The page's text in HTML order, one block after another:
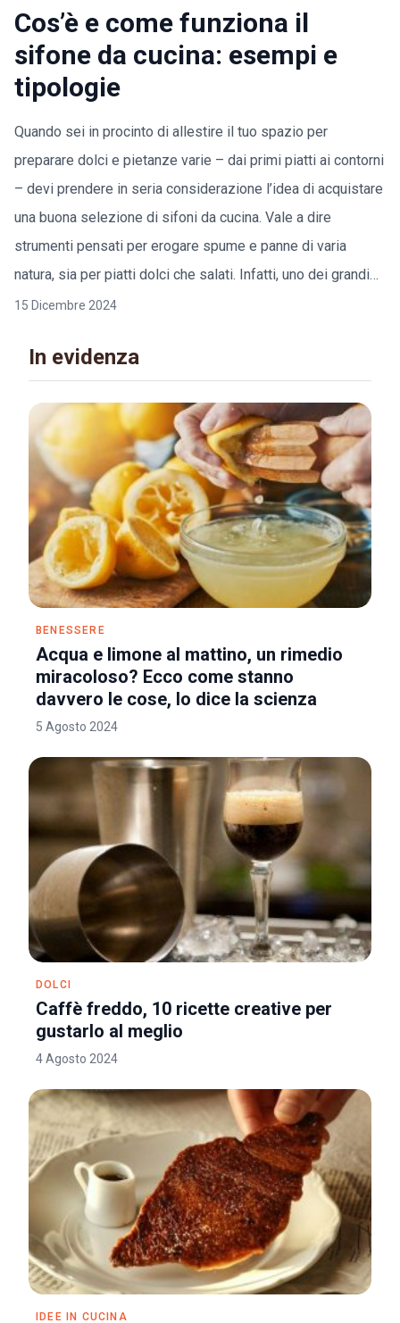
Cos’è e come funziona il
sifone da cucina: esempi e
tipologie
Quando sei in procinto di allestire il tuo spazio per
preparare dolci e pietanze varie – dai primi piatti ai contorni
– devi prendere in seria considerazione l’idea di acquistare
una buona selezione di sifoni da cucina. Vale a dire
strumenti pensati per erogare spume e panne di varia
natura, sia per piatti dolci che salati. Infatti, uno dei grandi…
15 Dicembre 2024
In evidenza
BENESSERE
Acqua e limone al mattino, un rimedio
miracoloso? Ecco come stanno
davvero le cose, lo dice la scienza
5 Agosto 2024
DOLCI
Caffè freddo, 10 ricette creative per
gustarlo al meglio
4 Agosto 2024
IDEE IN CUCINA